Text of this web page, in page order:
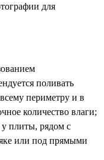
для
поливать
периметру и в
количество влаги;
плиты, рядом с
или под прямыми